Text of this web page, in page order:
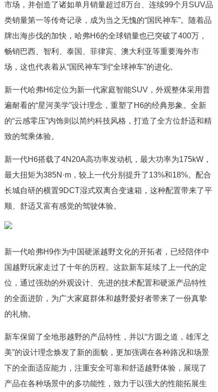
市场，并创造了诸如单月销量超过8万台、连续99个月SUV品
类销量第一等传奇记录，成为当之无愧的“国民神车”。随着品
牌出海步伐的加快，哈弗H6的全球销量也已突破了400万，
畅销巴西、智利、泰国、菲律宾、澳大利亚等重要海外市
场，这也代表着从“国民神车”到“全球神车”的进化。
新一代哈弗H6定位为新一代家庭智能SUV，外观整体采用普
遍耐看的“星河美学”设计理念，重塑了H6的经典形象。全新
的“云感零压”内饰则以简约科技风格，打造了全方位舒适和精
致的驾乘体验。
新一代H6搭载了4N20A高功率发动机，最大功率为175kW，
最大扭矩为385N·m，较上一代分别提升了13%和18%。配合
长城自研的横置9DCT湿式双离合变速箱，这种配置带来了平
顺、舒适又富有感觉的驾驶体验。
新一代哈弗H9作为中国硬派越野文化的开拓者，已经陪伴中
国越野玩家走过了十年的历程。这款新车延续了上一代的定
位，通过强劲的外观设计、先进的技术配置和硬派产品特性
的全面进阶，为广大家庭群体和越野爱好者带来了一份真挚
的礼物。
新车保留了全地形越野的产品特性，并以“方圆之道，雄浑之
美”的设计理念焕发了新的面貌，更加强调在各种路况和场景
下的全面适应能力，注重安全可靠和舒适越野体验，展现了
产品在各种场景中的多功能性，致力于以强大的性能拓展生